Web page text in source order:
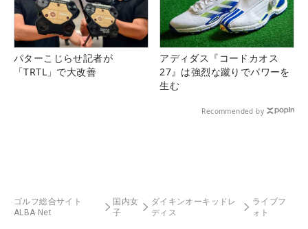
パターこじらせ記者が
「TRTL」で大改善
アディダス『コードカオス
27』は強烈な蹴りでパワーを
生む
Recommended by
ゴルフ総合サイト
ALBA Net
国内女
子
ダイキンオーキッドレ
ディス
ライブフ
ォト